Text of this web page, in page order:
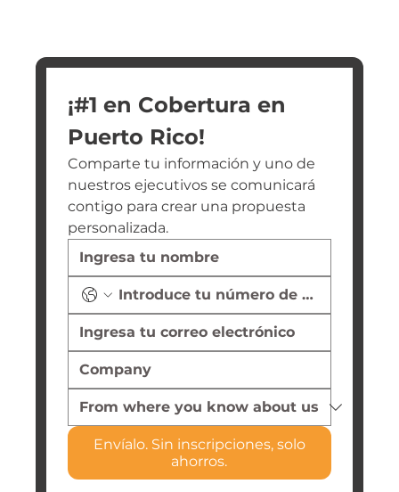
¡#1 en Cobertura en
Puerto Rico!
Comparte tu información y uno de
nuestros ejecutivos se comunicará
contigo para crear una propuesta
personalizada.
Envíalo. Sin inscripciones, solo
ahorros.